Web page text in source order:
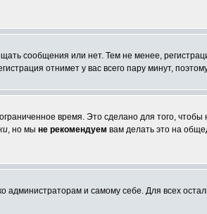
сообщения или нет. Тем не менее,
отнимет у вас всего пару минут,
время. Это сделано для того, чтобы
, но мы не рекомендуем вам делать это на
администраторам и самому себе. Для всех